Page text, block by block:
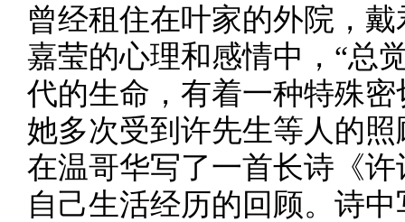
曾经租住在叶家的外院，
嘉莹的心理和感情中，“总
代的生命，有着一种特殊
她多次受到许先生等人的
在温哥华写了一首长诗《
自己生活经历的回顾。诗中